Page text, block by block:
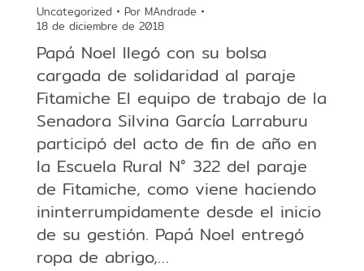
Uncategorized Por MAndrade
18 de diciembre de 2018
Papá Noel llegó con su bolsa
cargada de solidaridad al paraje
Fitamiche El equipo de trabajo de la
Senadora Silvina García Larraburu
participó del acto de fin de año en
la Escuela Rural N° 322 del paraje
de Fitamiche, como viene haciendo
ininterrumpidamente desde el inicio
de su gestión. Papá Noel entregó
ropa de abrigo,…